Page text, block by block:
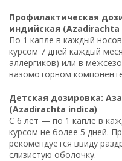
Профилактическая
индийская (Azadirachta
По 1 капле в каждый
курсом 7 дней каждый
аллергиков) или в
вазомоторном
Детская дозировка:
(Azadirachta indica)
С 6 лет — по 1 капле в
курсом не более 5 дней.
рекомендуется ввиду
слизистую оболочку.